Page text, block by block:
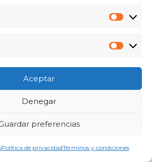
Aceptar
Denegar
preferencias
Política de privacidadTérminos y condiciones
Eventos
del Administrador de
(SysAdmin Day):
Crítico para